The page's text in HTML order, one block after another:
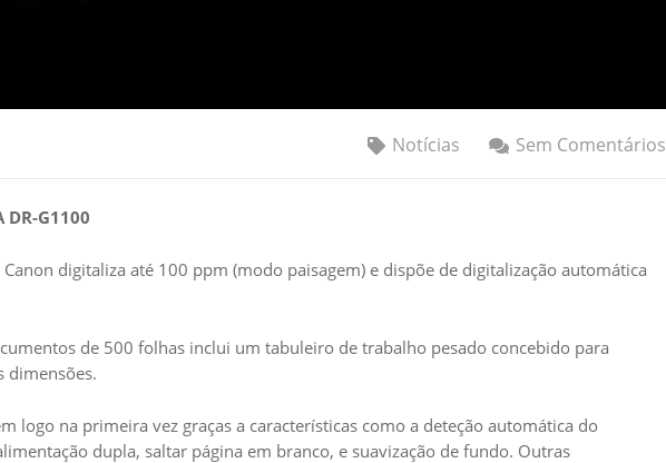
Notícias Sem Comentários
G1100
digitaliza até 100 ppm (modo paisagem) e dispõe de digitalização automática
de 500 folhas inclui um tabuleiro de trabalho pesado concebido para
dimensões.
logo na primeira vez graças a características como a deteção automática do
dupla, saltar página em branco, e suavização de fundo. Outras